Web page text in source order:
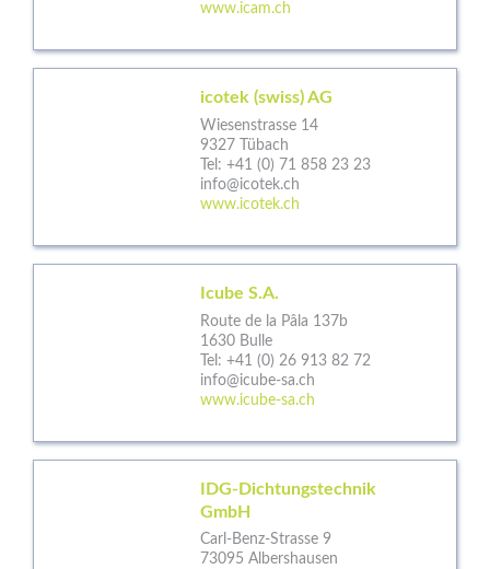
www.icam.ch
icotek (swiss) AG
Wiesenstrasse 14
9327 Tübach
Tel: +41 (0) 71 858 23 23
info@icotek.ch
www.icotek.ch
Icube S.A.
Route de la Pâla 137b
1630 Bulle
Tel: +41 (0) 26 913 82 72
info@icube-sa.ch
www.icube-sa.ch
IDG-Dichtungstechnik
GmbH
Carl-Benz-Strasse 9
73095 Albershausen